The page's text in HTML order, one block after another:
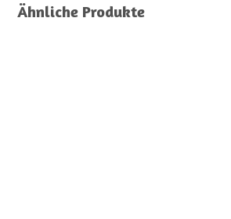
Ähnliche Produkte